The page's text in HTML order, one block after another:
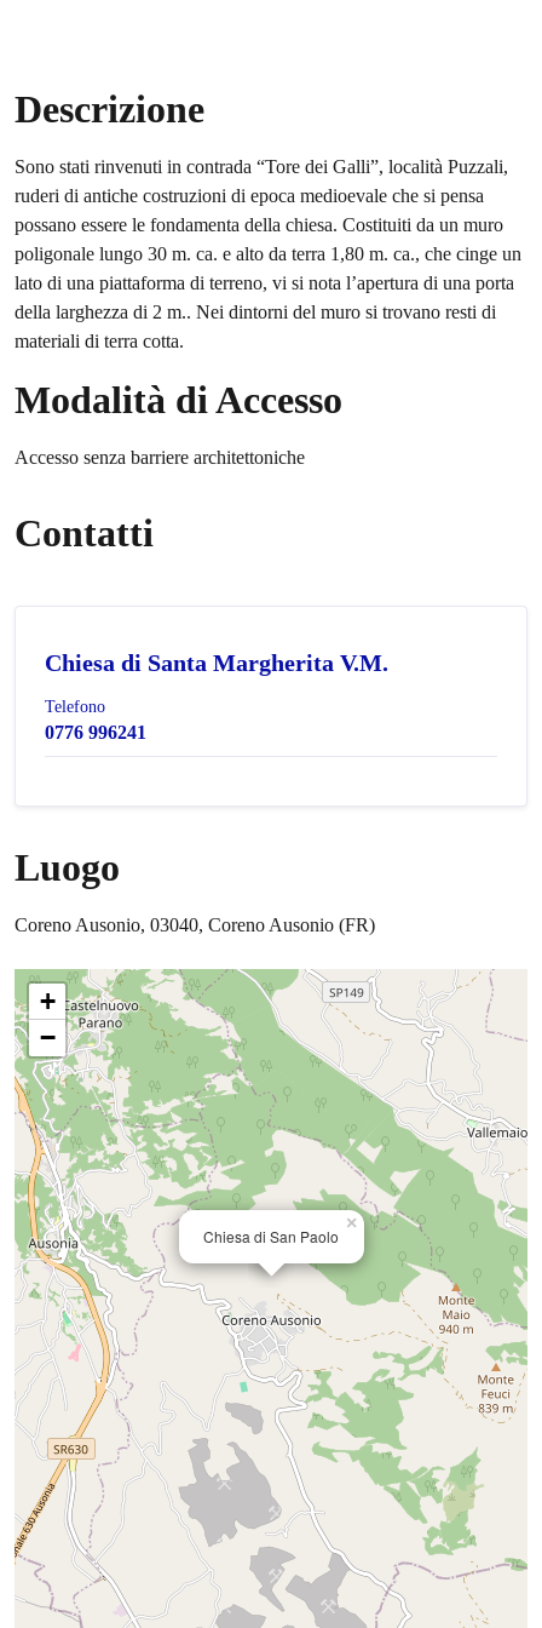
Descrizione
Sono stati rinvenuti in contrada “Tore dei Galli”, località Puzzali,
ruderi di antiche costruzioni di epoca medioevale che si pensa
possano essere le fondamenta della chiesa. Costituiti da un muro
poligonale lungo 30 m. ca. e alto da terra 1,80 m. ca., che cinge un
lato di una piattaforma di terreno, vi si nota l’apertura di una porta
della larghezza di 2 m.. Nei dintorni del muro si trovano resti di
materiali di terra cotta.
Modalità di Accesso
Accesso senza barriere architettoniche
Contatti
Chiesa di Santa Margherita V.M.
Telefono
0776 996241
Luogo
Coreno Ausonio, 03040, Coreno Ausonio (FR)
Chiesa di San Paolo
×
+
−